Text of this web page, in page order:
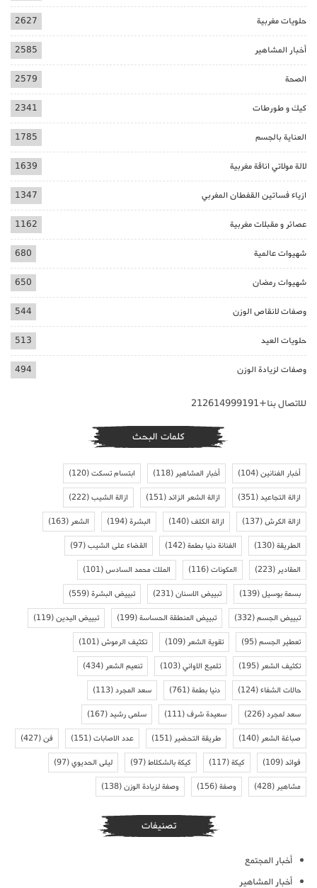
حلويات مغربية 2627
أخبار المشاهير 2585
الصحة 2579
كيك و طورطات 2341
العناية بالجسم 1785
لالة مولاتي اناقة مغربية 1639
ازياء فساتين القفطان المغربي 1347
عصائر و مقبلات مغربية 1162
شهيوات عالمية 680
شهيوات رمضان 650
وصفات لانقاص الوزن 544
حلويات العيد 513
وصفات لزيادة الوزن 494
للاتصال بنا+212614999191
كلمات البحث
أخبار الفنانين(104) أخبار المشاهير(118) ابتسام تسكت(120)
ازالة التجاعيد(351) ازالة الشعر الزائد(151) ازالة الشيب(222)
ازالة الكرش(137) ازالة الكلف(140) البشرة(194) الشعر(163)
الطريقة(130) الفنانة دنيا بطمة(142) القضاء على الشيب(97)
المقادير(223) المكونات(116) الملك محمد السادس(101)
بسمة بوسيل(139) تبييض الاسنان(231) تبييض البشرة(559)
تبييض الجسم(332) تبييض المنطقة الحساسة(199) تبييض اليدين(119)
تعطير الجسم(95) تقوية الشعر(109) تكثيف الرموش(101)
تكثيف الشعر(195) تلميع الاواني(103) تنعيم الشعر(434)
حالات الشفاء(124) دنيا بطمة(761) سعد المجرد(113)
سعد لمجرد(226) سعيدة شرف(111) سلمى رشيد(167)
صباغة الشعر(140) طريقة التحضير(151) عدد الاصابات(151) فن(427)
فوائد(109) كيكة(117) كيكة بالشكلاط(97) ليلى الحديوي(97)
مشاهير(428) وصفة(156) وصفة لزيادة الوزن(138)
تصنيفات
أخبار المجتمع
أخبار المشاهير